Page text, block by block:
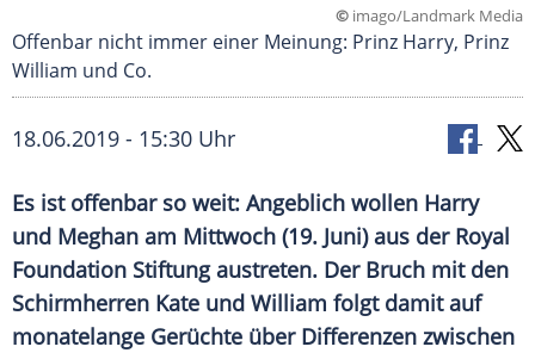
© imago/Landmark Media
Offenbar nicht immer einer Meinung: Prinz Harry, Prinz
William und Co.
18.06.2019 - 15:30 Uhr
Es ist offenbar so weit: Angeblich wollen Harry
und Meghan am Mittwoch (19. Juni) aus der Royal
Foundation Stiftung austreten. Der Bruch mit den
Schirmherren Kate und William folgt damit auf
monatelange Gerüchte über Differenzen zwischen